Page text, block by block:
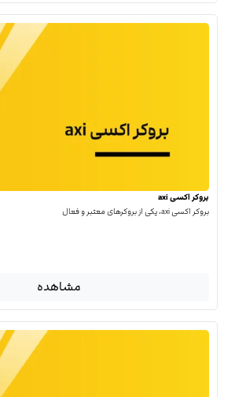
بروکر اکسی axi
بروکر اکسی axi، یکی از بروکرهای معتبر و فعال
مشاهده